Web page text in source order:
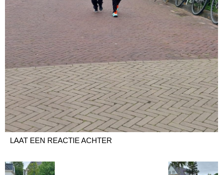
LAAT EEN REACTIE ACHTER